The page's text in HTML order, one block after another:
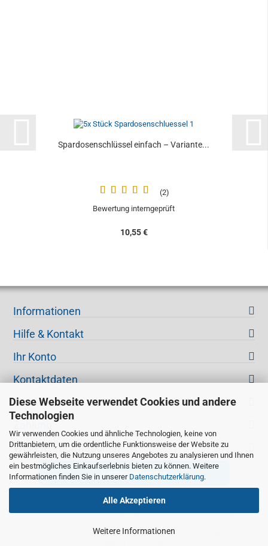
Diese Webseite verwendet Cookies und andere
Technologien
Wir verwenden Cookies und ähnliche Technologien, keine von
Drittanbietern, um die ordentliche Funktionsweise der Website zu
gewährleisten, die Nutzung unseres Angebotes zu analysieren und Ihnen
ein bestmögliches Einkaufserlebnis bieten zu können. Weitere
Informationen finden Sie in unserer Datenschutzerklärung.
Alle Akzeptieren
Weitere Informationen
Spardosenschlüssel einfach – Variante...
2
Bewertung interngeprüft
10,55 €
Informationen
Hilfe & Kontakt
Ihr Konto
Kontaktdaten
Versand
Weitere Informationen
Vertrag widerrufen
Unsere Fotos und Texte sind urheberrechtlich geschützt. Genannte
Produkte und Logos sind eingetragene Warenzeichen der jeweiligen
Shopsystem beiGambio.de© 2026 Themes